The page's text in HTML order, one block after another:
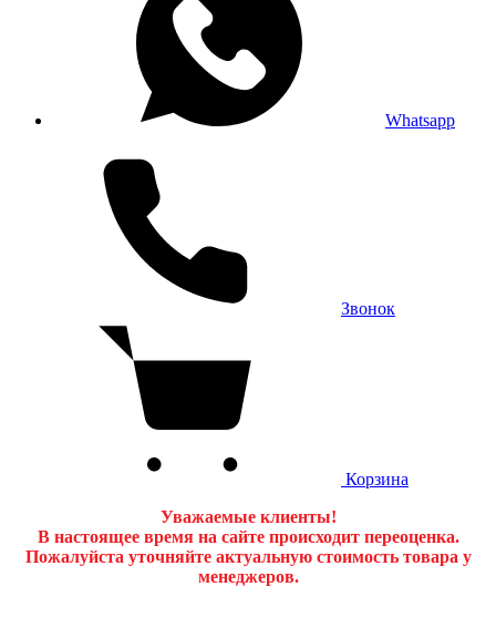
Whatsapp
Звонок
Корзина
Уважаемые клиенты!
В настоящее время на сайте происходит переоценка.
Пожалуйста уточняйте актуальную стоимость товара у
менеджеров.